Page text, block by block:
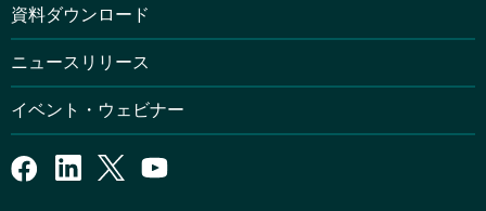
資料ダウンロード
ニュースリリース
イベント・ウェビナー